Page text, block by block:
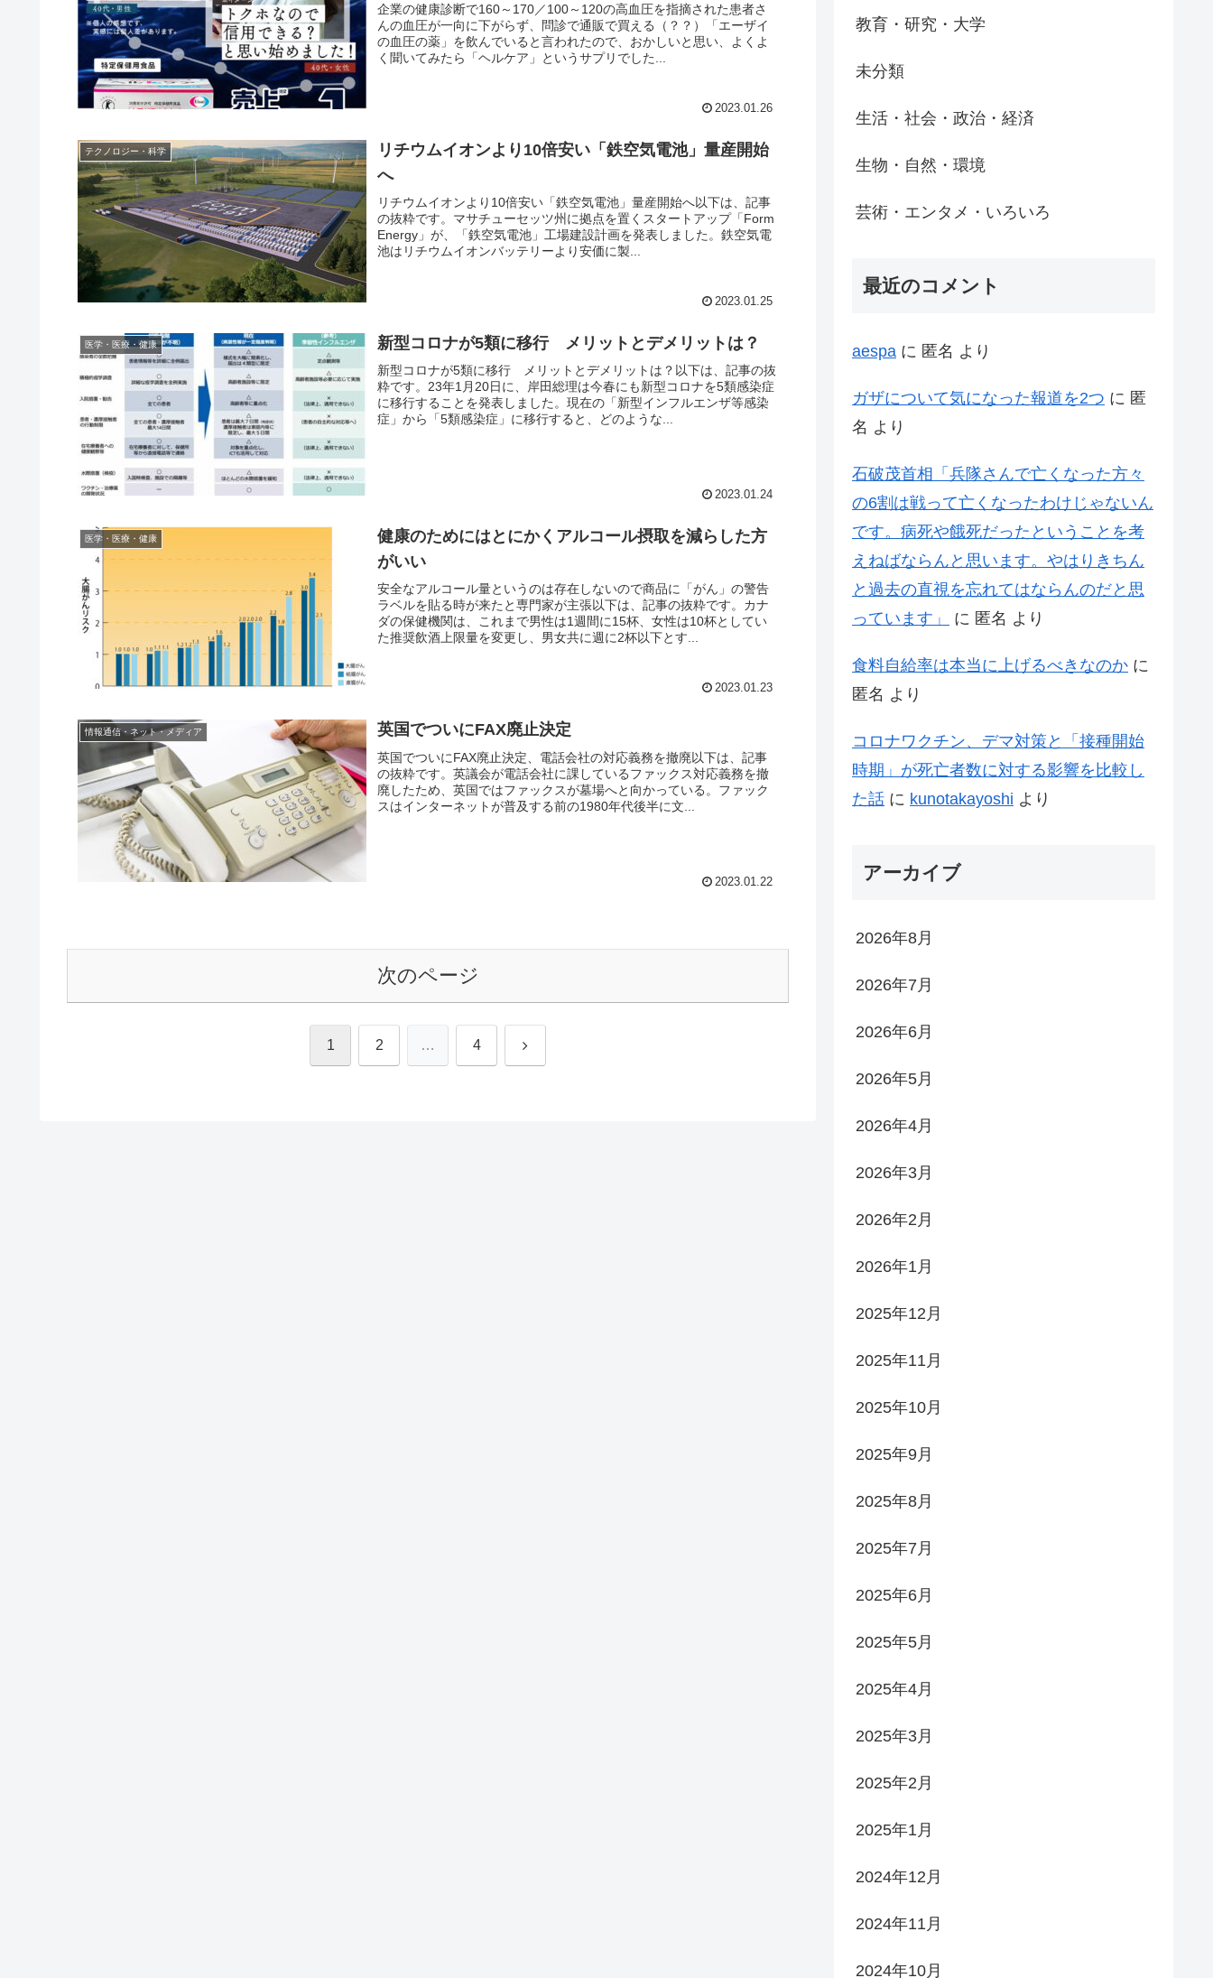
企業の健康診断で160～170／100～120の高血圧を指摘された患者さ
んの血圧が一向に下がらず、問診で通販で買える（？？）「エーザイ
の血圧の薬」を飲んでいると言われたので、おかしいと思い、よくよ
く聞いてみたら「ヘルケア」というサプリでした...
2023.01.26
テクノロジー・科学
リチウムイオンより10倍安い「鉄空気電池」量産開始
へ
リチウムイオンより10倍安い「鉄空気電池」量産開始へ以下は、記事
の抜粋です。マサチューセッツ州に拠点を置くスタートアップ「Form
Energy」が、「鉄空気電池」工場建設計画を発表しました。鉄空気電
池はリチウムイオンバッテリーより安価に製...
2023.01.25
医学・医療・健康 新型コロナが5類に移行 メリットとデメリットは？
新型コロナが5類に移行 メリットとデメリットは？以下は、記事の抜
粋です。23年1月20日に、岸田総理は今春にも新型コロナを5類感染症
に移行することを発表しました。現在の「新型インフルエンザ等感染
症」から「5類感染症」に移行すると、どのような...
2023.01.24
医学・医療・健康
健康のためにはとにかくアルコール摂取を減らした方
がいい
安全なアルコール量というのは存在しないので商品に「がん」の警告
ラベルを貼る時が来たと専門家が主張以下は、記事の抜粋です。カナ
ダの保健機関は、これまで男性は1週間に15杯、女性は10杯としてい
た推奨飲酒上限量を変更し、男女共に週に2杯以下とす...
2023.01.23
情報通信・ネット・メディア 英国でついにFAX廃止決定
英国でついにFAX廃止決定、電話会社の対応義務を撤廃以下は、記事
の抜粋です。英議会が電話会社に課しているファックス対応義務を撤
廃したため、英国ではファックスが墓場へと向かっている。ファック
スはインターネットが普及する前の1980年代後半に文...
2023.01.22
次のページ
1 2 … 4 次
教育・研究・大学
未分類
生活・社会・政治・経済
生物・自然・環境
芸術・エンタメ・いろいろ
最近のコメント
aespa に 匿名 より
ガザについて気になった報道を2つ に 匿
名 より
石破茂首相「兵隊さんで亡くなった方々
の6割は戦って亡くなったわけじゃないん
です。病死や餓死だったということを考
えねばならんと思います。やはりきちん
と過去の直視を忘れてはならんのだと思
っています」
に 匿名 より
食料自給率は本当に上げるべきなのか に
匿名 より
コロナワクチン、デマ対策と「接種開始
時期」が死亡者数に対する影響を比較し
た話 に kunotakayoshi より
アーカイブ
2026年8月
2026年7月
2026年6月
2026年5月
2026年4月
2026年3月
2026年2月
2026年1月
2025年12月
2025年11月
2025年10月
2025年9月
2025年8月
2025年7月
2025年6月
2025年5月
2025年4月
2025年3月
2025年2月
2025年1月
2024年12月
2024年11月
2024年10月